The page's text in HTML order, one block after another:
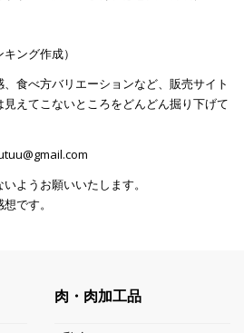
ング作成）
食べ方バリエーションなど、販売サイト
えてこないところをどんどん掘り下げて
ようお願いいたします。
です。
肉・肉加工品